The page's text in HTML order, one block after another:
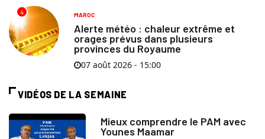
4 MAROC
Alerte météo : chaleur extrême et
orages prévus dans plusieurs
provinces du Royaume
07 août 2026 - 15:00
VIDÉOS DE LA SEMAINE
Mieux comprendre le PAM avec
Younes Maamar